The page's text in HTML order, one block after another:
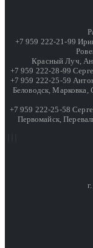
+7 959 222-21-99
Красный Луч,
+7 959 222-28-99
+7 959 222-25-59
Беловодск, Марковка,
+7 959 222-25-58
Первомайск,